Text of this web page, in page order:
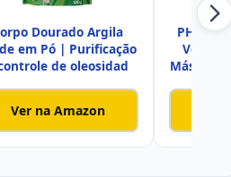
Dourado Argila
em Pó | Purificação
de oleosidad
Ver na Amazon
Verde -
Máscara